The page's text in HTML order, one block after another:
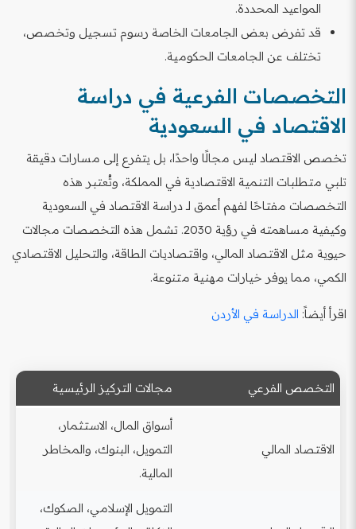
المواعيد المحددة.
قد تفرض بعض الجامعات الخاصة رسوم تسجيل وتخصص،
تختلف عن الجامعات الحكومية.
التخصصات الفرعية في دراسة
الاقتصاد في السعودية
تخصص الاقتصاد ليس مجالًا واحدًا، بل يتفرع إلى مسارات دقيقة
تلبي متطلبات التنمية الاقتصادية في المملكة، وتُعتبر هذه
التخصصات مفتاحًا لفهم أعمق لـ دراسة الاقتصاد في السعودية
وكيفية مساهمته في رؤية 2030. تشمل هذه التخصصات مجالات
حيوية مثل الاقتصاد المالي، واقتصاديات الطاقة، والتحليل الاقتصادي
الكمي، مما يوفر خيارات مهنية متنوعة.
اقرأ أيضاً: الدراسة في الأردن
التخصص الفرعي مجالات التركيز الرئيسية
الاقتصاد المالي
أسواق المال، الاستثمار،
التمويل، البنوك، والمخاطر
المالية.
التمويل الإسلامي، الصكوك،